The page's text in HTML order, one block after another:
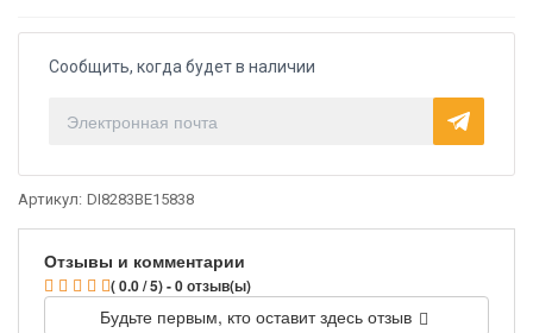
Сообщить, когда будет в наличии
Артикул: DI8283BE15838
Отзывы и комментарии
( 0.0 / 5) - 0 отзыв(ы)
Будьте первым, кто оставит здесь отзыв